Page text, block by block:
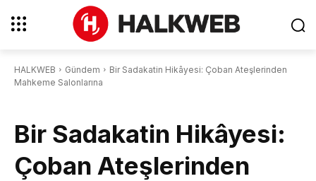
HALKWEB Gündem
Bir Sadakatin Hikâyesi: Çoban Ateşlerinden
Mahkeme Salonlarına
Bir Sadakatin Hikâyesi:
Çoban Ateşlerinden